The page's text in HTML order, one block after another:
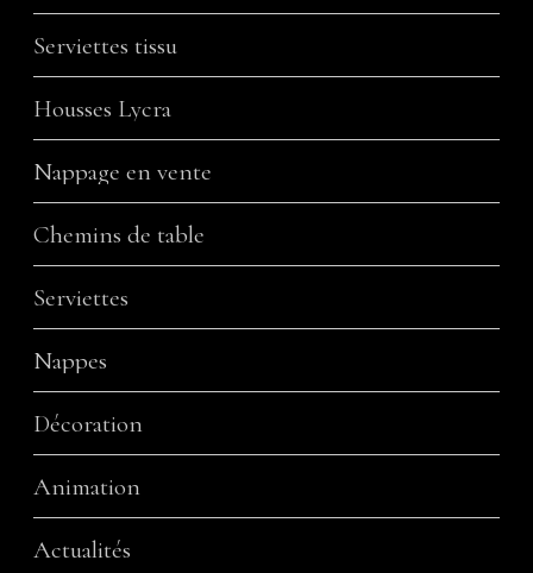
Serviettes tissu
Housses Lycra
Nappage en vente
Chemins de table
Serviettes
Nappes
Décoration
Animation
Actualités